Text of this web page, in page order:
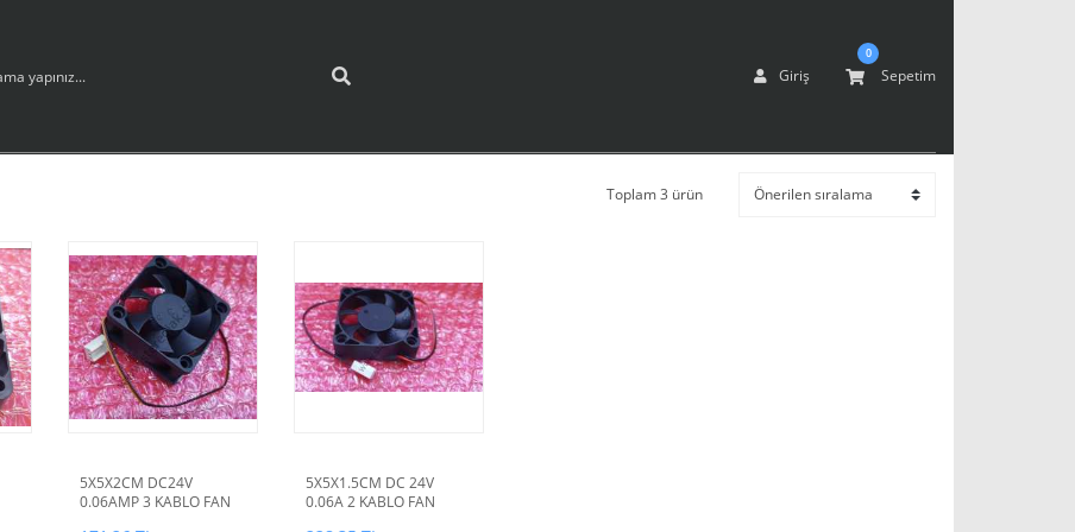
Giriş Sepetim
0
Toplam 3 ürün
5X5X2CM DC24V
0.06AMP 3 KABLO FAN
5X5X1.5CM DC 24V
0.06A 2 KABLO FAN